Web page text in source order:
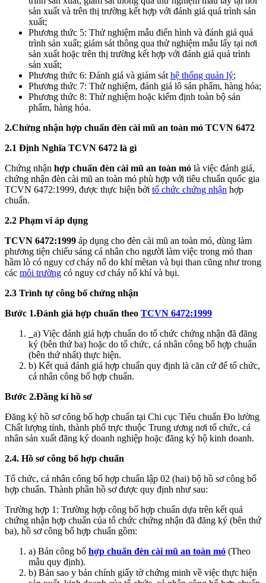
sản xuất và trên thị trường kết hợp với đánh giá quá trình sản
xuất;
Phương thức 5: Thử nghiệm mẫu điển hình và đánh giá quá
trình sản xuất; giám sát thông qua thử nghiệm mẫu lấy tại nơi
sản xuất hoặc trên thị trường kết hợp với đánh giá quá trình
sản xuất;
Phương thức 6: Đánh giá và giám sát hệ thống quản lý;
Phương thức 7: Thử nghiệm, đánh giá lô sản phẩm, hàng hóa;
Phương thức 8: Thử nghiệm hoặc kiểm định toàn bộ sản
phẩm, hàng hóa.
2.Chứng nhận hợp chuẩn đèn cài mũ an toàn mỏ TCVN 6472
2.1 Định Nghĩa TCVN 6472 là gì
Chứng nhận hợp chuẩn đèn cài mũ an toàn mỏ là việc đánh giá,
chứng nhận đèn cài mũ an toàn mỏ phù hợp với tiêu chuẩn quốc gia
TCVN 6472:1999, được thực hiện bởi tổ chức chứng nhận hợp
chuẩn.
2.2 Phạm vi áp dụng
TCVN 6472:1999 áp dụng cho đèn cài mũ an toàn mỏ, dùng làm
phương tiện chiếu sáng cá nhân cho người làm việc trong mỏ than
hầm lò có nguy cơ cháy nổ do khí mêtan và bụi than cũng như trong
các môi trường có nguy cơ cháy nổ khí và bụi.
2.3 Trình tự công bố chứng nhận
Bước 1.Đánh giá hợp chuẩn theo TCVN 6472:1999
a) Việc đánh giá hợp chuẩn do tổ chức chứng nhận đã đăng
ký (bên thứ ba) hoặc do tổ chức, cá nhân công bố hợp chuẩn
(bên thứ nhất) thực hiện.
b) Kết quả đánh giá hợp chuẩn quy định là căn cứ để tổ chức,
cá nhân công bố hợp chuẩn.
Bước 2.Đăng kí hồ sơ
Đăng ký hồ sơ công bố hợp chuẩn tại Chi cục Tiêu chuẩn Đo lường
Chất lượng tỉnh, thành phố trực thuộc Trung ương nơi tổ chức, cá
nhân sản xuất đăng ký doanh nghiệp hoặc đăng ký hộ kinh doanh.
2.4. Hồ sơ công bố hợp chuẩn
Tổ chức, cá nhân công bố hợp chuẩn lập 02 (hai) bộ hồ sơ công bố
hợp chuẩn. Thành phần hồ sơ được quy định như sau:
Trường hợp 1: Trường hợp công bố hợp chuẩn dựa trên kết quả
chứng nhận hợp chuẩn của tổ chức chứng nhận đã đăng ký (bên thứ
ba), hồ sơ công bố hợp chuẩn gồm:
a) Bản công bố hợp chuẩn đèn cài mũ an toàn mỏ (Theo
mẫu quy định).
b) Bản sao y bản chính giấy tờ chứng minh về việc thực hiện